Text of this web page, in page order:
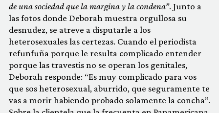
de una sociedad que la margina y la condena”. Junto a
las fotos donde Deborah muestra orgullosa su
desnudez, se atreve a disputarle a los
heterosexuales las certezas. Cuando el periodista
refunfuña porque le resulta complicado entender
porque las travestis no se operan los genitales,
Deborah responde: “Es muy complicado para vos
que sos heterosexual, aburrido, que seguramente te
vas a morir habiendo probado solamente la concha”.